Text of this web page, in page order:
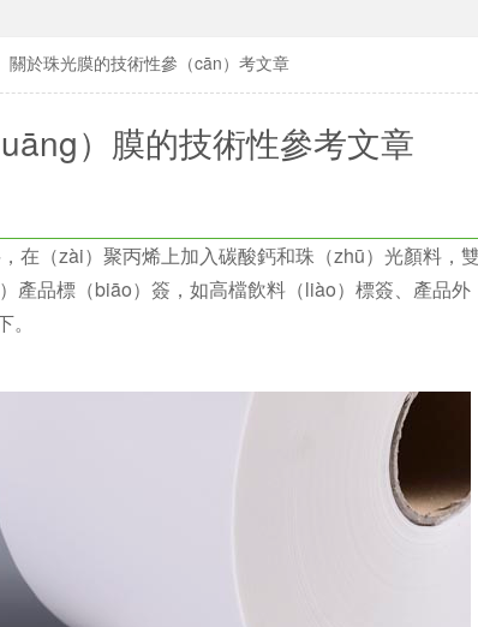
關於珠光膜的技術性參（cān）考文章
）膜的技術性參考文章
在（zài）聚丙烯上加入碳酸鈣和珠（zhū）光顏料，
產品標（biāo）簽，如高檔飲料（liào）標簽、產品外